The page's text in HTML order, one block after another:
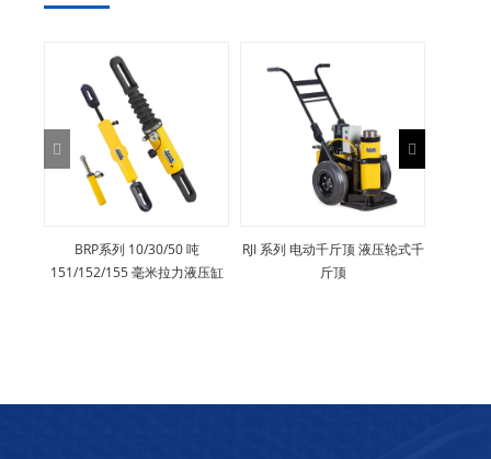
BRP系列 10/30/50 吨
151/152/155 毫米拉力液压缸
RJI 系列 电动千斤顶 液压轮式千
斤顶